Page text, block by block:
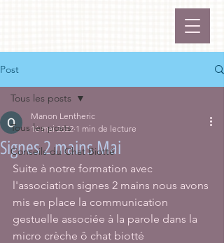
Post
Tous les posts
Conseils du Chat Biotté
Tous les posts
Signes 2 mains Mai
Manon Lentheric
16 mai 2022 1 min de lecture
Suite à notre formation avec
l'association signes 2 mains nous avons
mis en place la communication
gestuelle associée à la parole dans la
micro crèche ô chat biotté